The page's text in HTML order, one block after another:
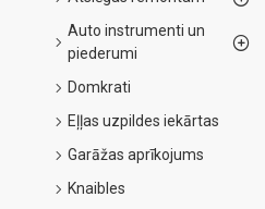
Auto instrumenti un
piederumi
Domkrati
Eļļas uzpildes iekārtas
Garāžas aprīkojums
Knaibles